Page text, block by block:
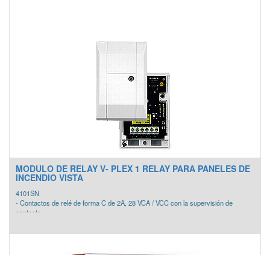
MODULO DE RELAY V- PLEX 1 RELAY PARA PANELES DE
INCENDIO VISTA
4101SN
- Contactos de relé de forma C de 2A, 28 VCA / VCC con la supervisión de
contacto.